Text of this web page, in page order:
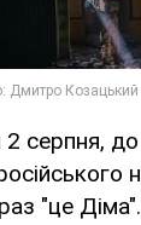
серпня,
"це